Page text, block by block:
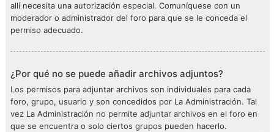
allí necesita una autorización especial. Comuníquese con un
moderador o administrador del foro para que se le conceda el
permiso adecuado.
¿Por qué no se puede añadir archivos adjuntos?
Los permisos para adjuntar archivos son individuales para cada
foro, grupo, usuario y son concedidos por La Administración. Tal
vez La Administración no permite adjuntar archivos en el foro en
que se encuentra o solo ciertos grupos pueden hacerlo.